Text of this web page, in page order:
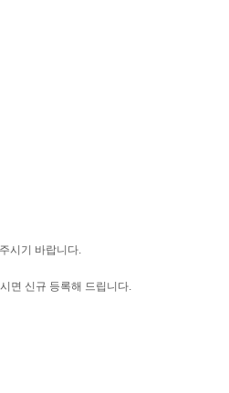
시기 바랍니다.
면 신규 등록해 드립니다.